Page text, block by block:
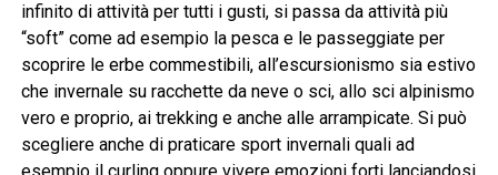
infinito di attività per tutti i gusti, si passa da attività più
“soft” come ad esempio la pesca e le passeggiate per
scoprire le erbe commestibili, all’escursionismo sia estivo
che invernale su racchette da neve o sci, allo sci alpinismo
vero e proprio, ai trekking e anche alle arrampicate. Si può
scegliere anche di praticare sport invernali quali ad